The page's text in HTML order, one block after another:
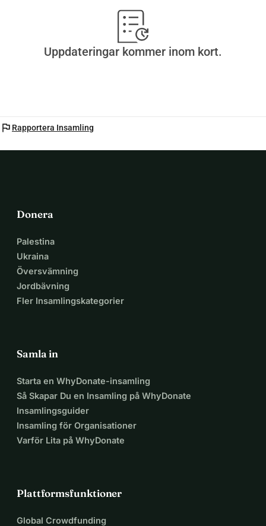
GIVING IT BACK
COMMUNITY
Uppdateringar kommer inom kort.
flag Rapportera Insamling
Donera
Palestina
Ukraina
Översvämning
Jordbävning
Fler Insamlingskategorier
Samla in
Starta en WhyDonate-insamling
Så Skapar Du en Insamling på WhyDonate
Insamlingsguider
Insamling för Organisationer
Varför Lita på WhyDonate
Plattformsfunktioner
Global Crowdfunding